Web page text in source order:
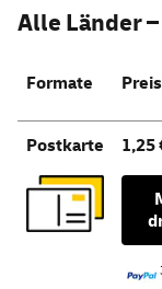
Alle Länder
Formate
Postkarte 1,25